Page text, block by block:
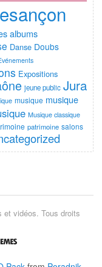
albums
Danse Doubs
Expositions
jeune public Jura
musique musique
Musique classique
patrimoine salons
vidéos. Tous droits